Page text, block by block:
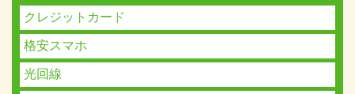
クレジットカード
格安スマホ
光回線